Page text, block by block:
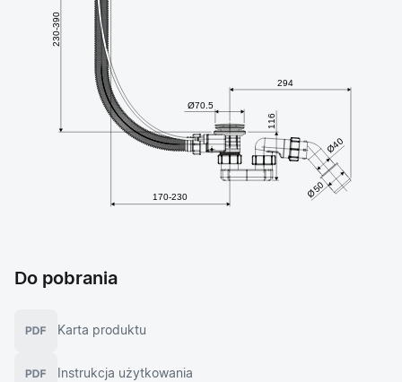
Do pobrania
Karta produktu
Instrukcja użytkowania